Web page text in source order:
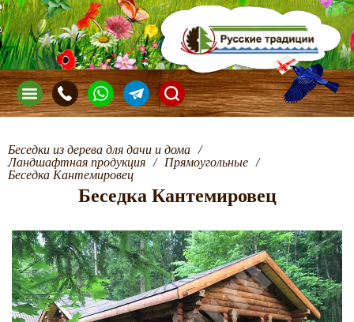
Беседки из дерева для дачи и дома /
Ландшафтная продукция / Прямоугольные /
Беседка Кантемировец
Беседка Кантемировец